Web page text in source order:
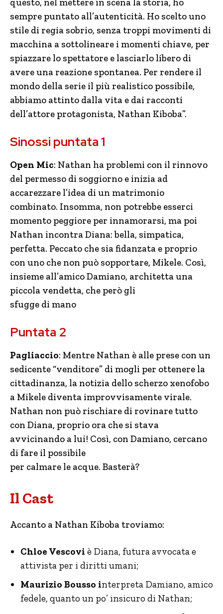
sempre puntato all’autenticità. Ho scelto uno
stile di regia sobrio, senza troppi movimenti di
macchina a sottolineare i momenti chiave, per
spiazzare lo spettatore e lasciarlo libero di
avere una reazione spontanea. Per rendere il
mondo della serie il più realistico possibile,
abbiamo attinto dalla vita e dai racconti
dell’attore protagonista, Nathan Kiboba”.
Sinossi puntata 1
Open Mic: Nathan ha problemi con il rinnovo
del permesso di soggiorno e inizia ad
accarezzare l’idea di un matrimonio
combinato. Insomma, non potrebbe esserci
momento peggiore per innamorarsi, ma poi
Nathan incontra Diana: bella, simpatica,
perfetta. Peccato che sia fidanzata e proprio
con uno che non può sopportare, Mikele. Così,
insieme all’amico Damiano, architetta una
piccola vendetta, che però gli
sfugge di mano
Puntata 2
Pagliaccio: Mentre Nathan è alle prese con un
sedicente “venditore” di mogli per ottenere la
cittadinanza, la notizia dello scherzo xenofobo
a Mikele diventa improvvisamente virale.
Nathan non può rischiare di rovinare tutto
con Diana, proprio ora che si stava
avvicinando a lui! Così, con Damiano, cercano
di fare il possibile
per calmare le acque. Basterà?
Il Cast
Accanto a Nathan Kiboba troviamo:
Chloe Vescovi è Diana, futura avvocata e
attivista per i diritti umani;
Maurizio Bousso interpreta Damiano, amico
fedele, quanto un po’ insicuro di Nathan;